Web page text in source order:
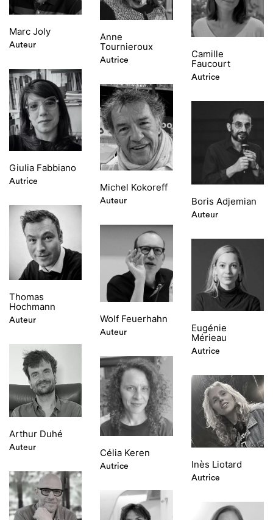
Marc Joly
Auteur
Anne
Tournieroux
Autrice
Camille
Faucourt
Autrice
Giulia Fabbiano
Autrice Michel Kokoreff
Auteur Boris Adjemian
Auteur
Thomas
Hochmann
Auteur Wolf Feuerhahn
Auteur
Eugénie
Mérieau
Autrice
Arthur Duhé
Auteur Célia Keren
Autrice Inès Liotard
Autrice